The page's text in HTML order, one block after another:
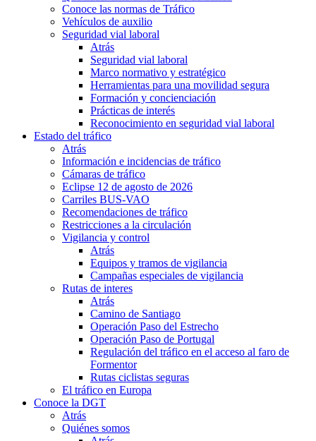
Conoce las normas de Tráfico
Vehículos de auxilio
Seguridad vial laboral
Atrás
Seguridad vial laboral
Marco normativo y estratégico
Herramientas para una movilidad segura
Formación y concienciación
Prácticas de interés
Reconocimiento en seguridad vial laboral
Estado del tráfico
Atrás
Información e incidencias de tráfico
Cámaras de tráfico
Eclipse 12 de agosto de 2026
Carriles BUS-VAO
Recomendaciones de tráfico
Restricciones a la circulación
Vigilancia y control
Atrás
Equipos y tramos de vigilancia
Campañas especiales de vigilancia
Rutas de interes
Atrás
Camino de Santiago
Operación Paso del Estrecho
Operación Paso de Portugal
Regulación del tráfico en el acceso al faro de
Formentor
Rutas ciclistas seguras
El tráfico en Europa
Conoce la DGT
Atrás
Quiénes somos